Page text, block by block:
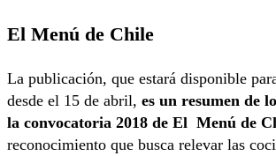
El Menú de Chile
La publicación, que estará disponible
desde el 15 de abril, es un resumen de
la convocatoria 2018 de El Menú de
reconocimiento que busca relevar las